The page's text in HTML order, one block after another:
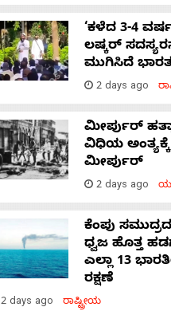
‘ಕಳೆದ 3-4
ಲಷ್ಕರ್
ಮುಗಿಸಿದೆ
2 days ago
ಮೀರ್ಪುರ್
ವಿಧಿಯ ಅಂತ್ಯಕ್ಕೆ
ಮೀರ್ಪುರ್
2 days ago
ಕೆಂಪು
ಧ್ವಜ ಹೊತ್ತ
ಎಲ್ಲಾ 13
ರಕ್ಷಣೆ
2 days ago ರಾಷ್ಟ್ರೀಯ